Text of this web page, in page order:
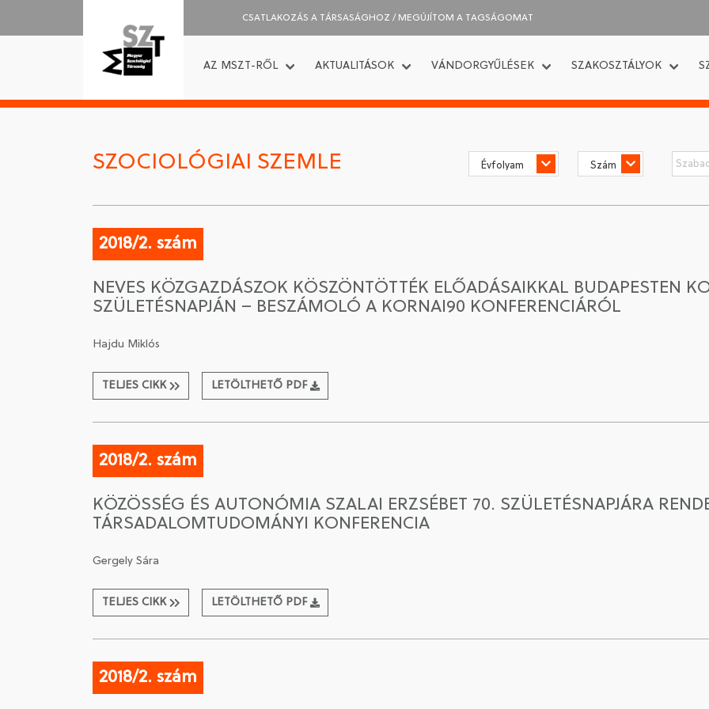
CSATLAKOZÁS A TÁRSASÁGHOZ / MEGÚJÍTOM A TAGSÁGOMAT
AZ MSZT-RŐL AKTUALITÁSOK VÁNDORGYŰLÉSEK SZAKOSZTÁLYOK
SZOCIOLÓGIAI SZEMLE
2018/2. szám
NEVES KÖZGAZDÁSZOK KÖSZÖNTÖTTÉK ELŐADÁSAIKKAL BUDAPESTEN
SZÜLETÉSNAPJÁN – BESZÁMOLÓ A KORNAI90 KONFERENCIÁRÓL
Hajdu Miklós
TELJES CIKK LETÖLTHETŐ PDF
2018/2. szám
KÖZÖSSÉG ÉS AUTONÓMIA SZALAI ERZSÉBET 70. SZÜLETÉSNAPJÁRA
TÁRSADALOMTUDOMÁNYI KONFERENCIA
Gergely Sára
TELJES CIKK LETÖLTHETŐ PDF
2018/2. szám